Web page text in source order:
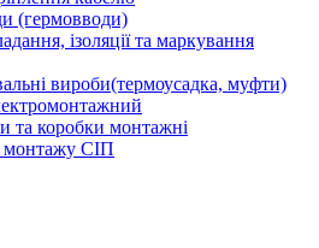
(гермовводи)
iзоляції та маркування
вироби(термоусадка, муфти)
та коробки монтажні
монтажу СІП